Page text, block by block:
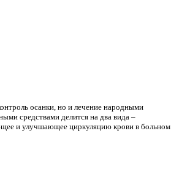
осанки, но и лечение народными
средствами делится на два вида –
и улучшающее циркуляцию крови в больном